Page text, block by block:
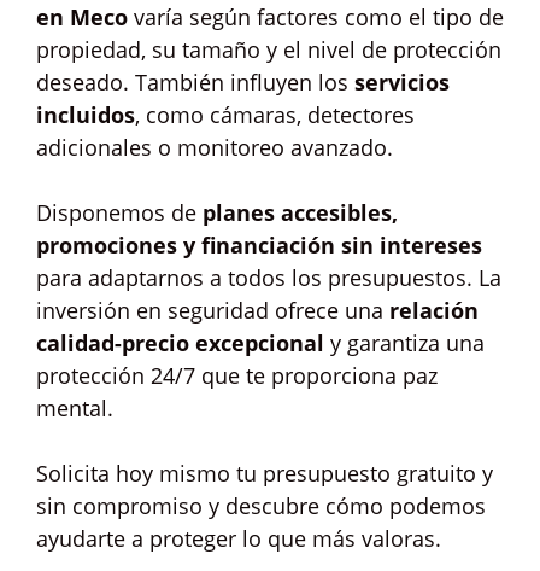
en Meco varía según factores como el tipo de
propiedad, su tamaño y el nivel de protección
deseado. También influyen los servicios
incluidos, como cámaras, detectores
adicionales o monitoreo avanzado.
Disponemos de planes accesibles,
promociones y financiación sin intereses
para adaptarnos a todos los presupuestos. La
inversión en seguridad ofrece una relación
calidad-precio excepcional y garantiza una
protección 24/7 que te proporciona paz
mental.
Solicita hoy mismo tu presupuesto gratuito y
sin compromiso y descubre cómo podemos
ayudarte a proteger lo que más valoras.